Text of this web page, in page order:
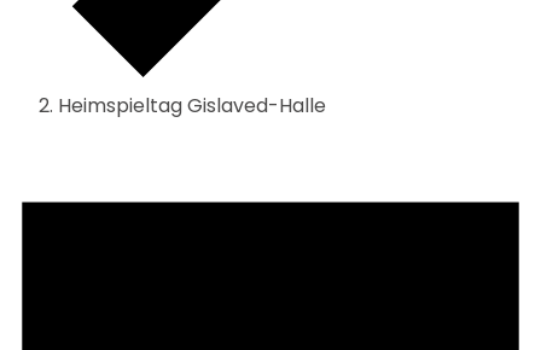
Heimspieltag Gislaved-Halle